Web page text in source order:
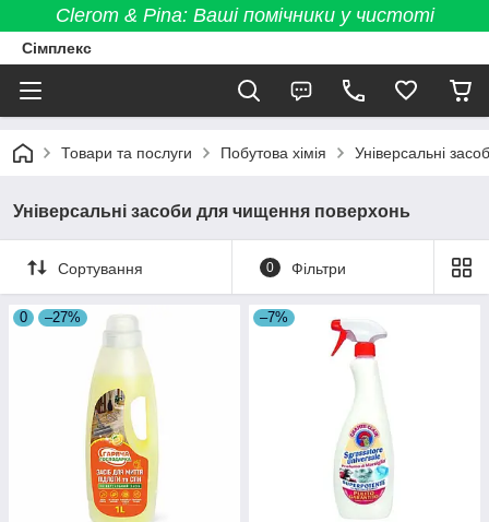
Clerom & Pina: Ваші помічники у чистоті
Сімплекс
Товари та послуги Побутова хімія Універсальні
Універсальні засоби для чищення поверхонь
Сортування 0 Фільтри
0 –27% –7%